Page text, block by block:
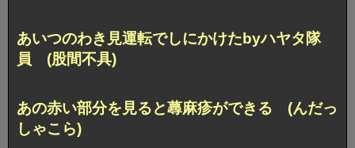
あいつのわき見運転でしにかけたbyハヤタ隊
員 (股間不具)
あの赤い部分を見ると蕁麻疹ができる (んだっ
しゃこら)